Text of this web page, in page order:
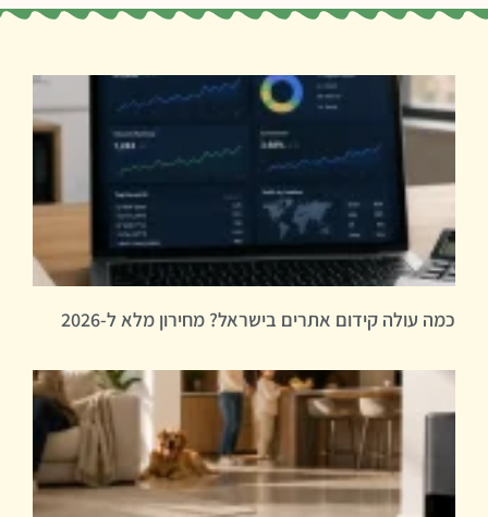
כמה עולה קידום אתרים בישראל? מחירון מלא ל-2026